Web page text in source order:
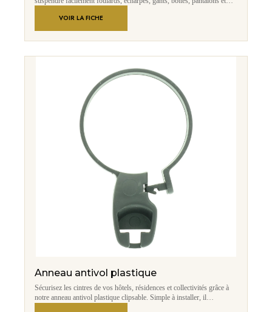
aluminium brossé, elle offre une excellente résistance, un design
moderne et un maintien efficace grâce à sa pince robuste équipée d’une
protection intérieure.
VOIR LA FICHE
Anneau antivol plastique
Sécurisez les cintres de vos hôtels, résidences et collectivités grâce à
notre anneau antivol plastique clipsable. Simple à installer, il